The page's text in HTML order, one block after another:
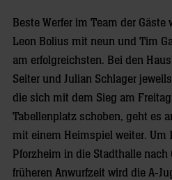
Beste Werfer im Team der Gäste
Leon Bolius mit neun und Tim
am erfolgreichsten. Bei den
Seiter und Julian Schlager
die sich mit dem Sieg am
Tabellenplatz schoben, geht es
mit einem Heimspiel weiter. Um
Pforzheim in die Stadthalle nach
früheren Anwurfzeit wird die A-